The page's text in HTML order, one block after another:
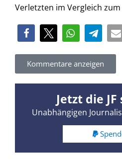
Verletzten im Vergleich
Kommentare anzeigen
Jetzt die
Unabhängigen